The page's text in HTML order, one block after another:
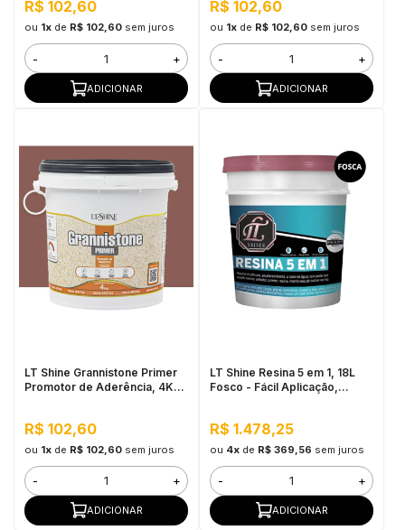
R$ 102,60
ou 1xde R$ 102,60 sem juros
- +
ADICIONAR
R$ 102,60
ou 1xde R$ 102,60 sem juros
- +
ADICIONAR
LT Shine Grannistone Primer
Promotor de Aderência, 4KG
R$ 102,60
ou 1xde R$ 102,60 sem juros
- +
ADICIONAR
LT Shine Resina 5 em 1, 18L
Fosco - Fácil Aplicação,
R$ 1.478,25
ou 4xde R$ 369,56 sem juros
- +
ADICIONAR